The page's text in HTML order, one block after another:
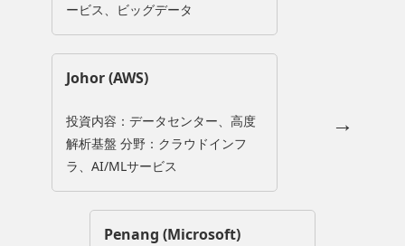
ービス、ビッグデータ
Johor (AWS)
投資内容：データセンター、高度
解析基盤 分野：クラウドインフ
ラ、AI/MLサービス
→
Penang (Microsoft)